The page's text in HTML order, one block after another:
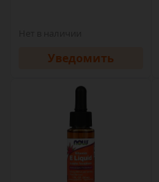
Уведомить